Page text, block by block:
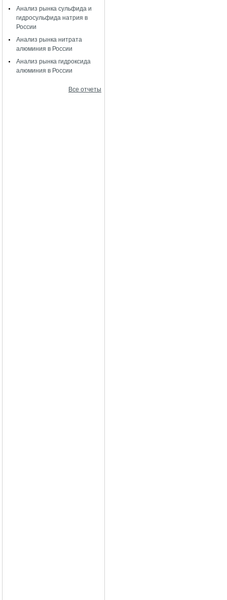
Анализ рынка сульфида и
гидросульфида натрия в
России
Анализ рынка нитрата
алюминия в России
Анализ рынка гидроксида
алюминия в России
Все отчеты